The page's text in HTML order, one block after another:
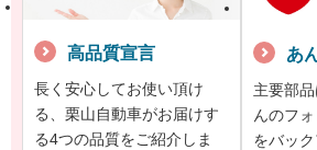
高品質宣言
長く安心してお使い頂け
る、栗山自動車がお届けす
る4つの品質をご紹介しま
あ
主要部
んのフ
をバック